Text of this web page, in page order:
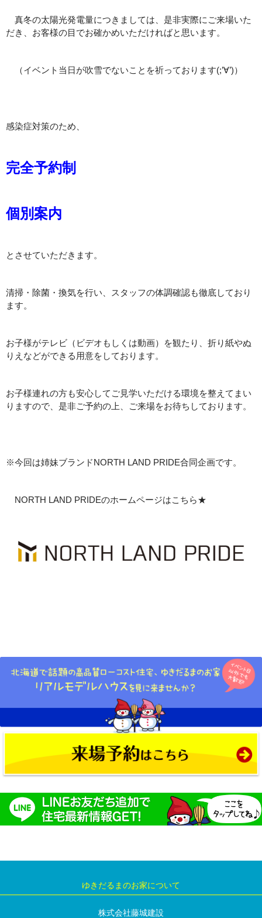
真冬の太陽光発電量につきましては、是非実際にご来場いた
だき、お客様の目でお確かめいただければと思います。
（イベント当日が吹雪でないことを祈っております(;’∀’)）
感染症対策のため、
完全予約制
個別案内
とさせていただきます。
清掃・除菌・換気を行い、スタッフの体調確認も徹底しており
ます。
お子様がテレビ（ビデオもしくは動画）を観たり、折り紙やぬ
りえなどができる用意をしております。
お子様連れの方も安心してご見学いただける環境を整えてまい
りますので、是非ご予約の上、ご来場をお待ちしております。
※今回は姉妹ブランドNORTH LAND PRIDE合同企画です。
NORTH LAND PRIDEのホームページはこちら★
ゆきだるまのお家について
株式会社藤城建設